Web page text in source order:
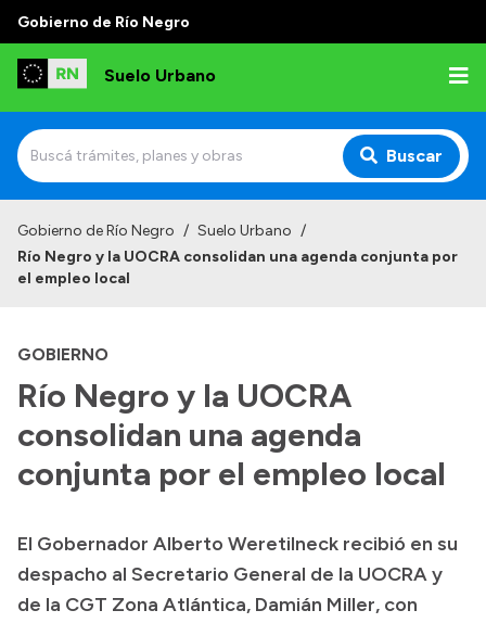
Gobierno de Río Negro
Suelo Urbano
Buscar
Gobierno de Río Negro / Suelo Urbano /
Río Negro y la UOCRA consolidan una agenda conjunta por
el empleo local
GOBIERNO
Río Negro y la UOCRA
consolidan una agenda
conjunta por el empleo local
El Gobernador Alberto Weretilneck recibió en su
despacho al Secretario General de la UOCRA y
de la CGT Zona Atlántica, Damián Miller, con